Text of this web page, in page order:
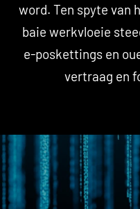
word. Ten spyte van
baie werkvloeie
e-poskettings en
vertraag en